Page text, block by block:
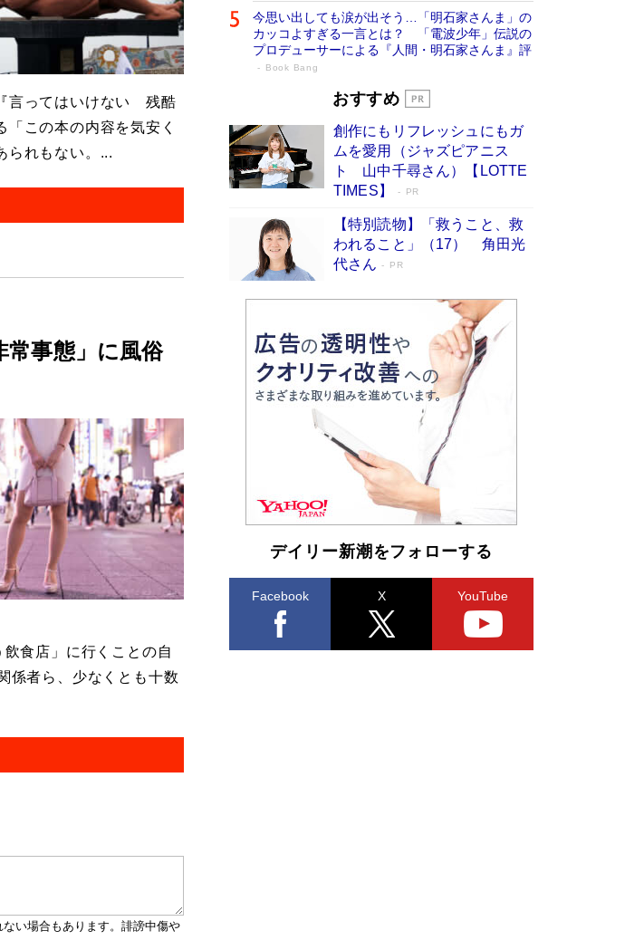
言ってはいけない 残酷
この本の内容を気安く
られもない。...
常事態」に風俗
食店」に行くことの自
係者ら、少なくとも十数
今思い出しても涙が出そう…「明石家さんま」の
カッコよすぎる一言とは？ 「電波少年」伝説の
プロデューサーによる『人間・明石家さんま』評
Book Bang
「叱って伸びるやつは、褒めたらもっと伸
た“人を育てるコツ”…芸への考え方を明か
す
Book Bang
「『火垂るの墓』は、大嘘である」原作者が抱き
続けた“自責の念”とは…「自己憐憫は描きたくな
い」監督が徹底的にこだわったこと（後編） #
戦争の記憶
Book Bang
美輪明宏 晩年の回答を集めた『ほほえんで生き
るための人生相談』がランクイン［エンターテイ
メントベストセラー］
Book Bang
「宇宙兄弟」最終46巻がベストセラー1位 宇宙
開発への関心を押し上げた18年の物語に幕 特装
版には「宇宙で描かれたマンガ」も収録
Book Bang
「不意に涙が出そうに…」高嶋政伸が明かし
た“13歳の娘を暴行する役”への葛藤 インティマ
シーコーディネーターに支えられたNHK『大奥』
Book Bang
おすすめ
創作にもリフレッシュにもガ
ムを愛用（ジャズピアニス
ト 山中千尋さん）【LOTTE
TIMES】
PR
【特別読物】「救うこと、救
われること」（17） 角田光
代さん
PR
デイリー新潮をフォローする
Facebook X YouTube